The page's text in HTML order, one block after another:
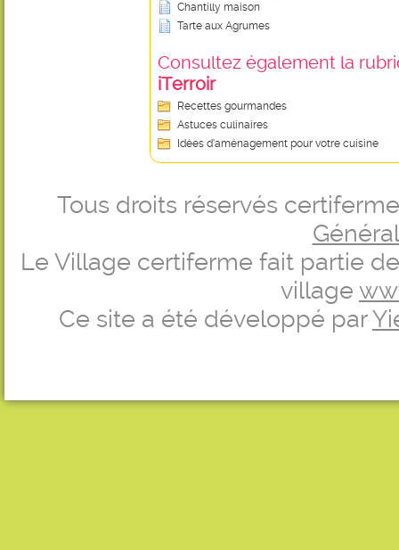
Chantilly maison
Tarte aux Agrumes
Consultez également la
iTerroir
Recettes gourmandes
Astuces culinaires
Idées d’aménagement pour votre cuisine
Tous droits réservés
Le Village certiferme fait partie
village
Ce site a été développé par